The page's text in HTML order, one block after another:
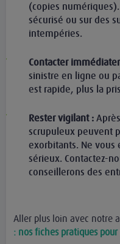
(copies
sécurisé ou sur des
intempéries.
Contacter
sinistre en ligne ou
est rapide, plus la
Rester vigilant :
scrupuleux peuvent
exorbitants. Ne vous
sérieux. Contactez-
conseillerons des
Aller plus loin avec notre
: nos fiches pratiques